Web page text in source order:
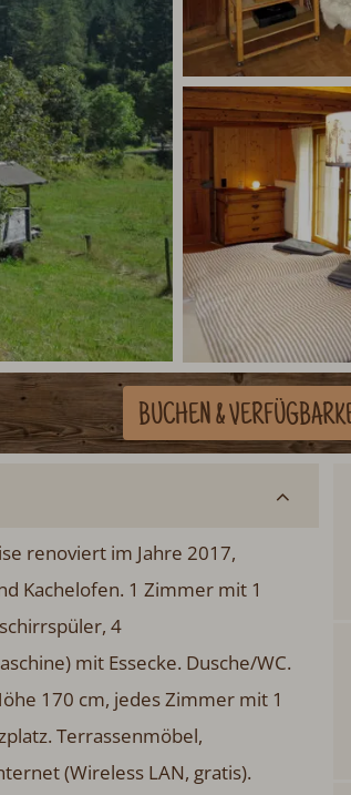
BUCHEN&
renoviert im Jahre 2017,
Kachelofen. 1 Zimmer mit 1
4
mit Essecke. Dusche/WC.
170 cm, jedes Zimmer mit 1
Terrassenmöbel,
(Wireless LAN, gratis).